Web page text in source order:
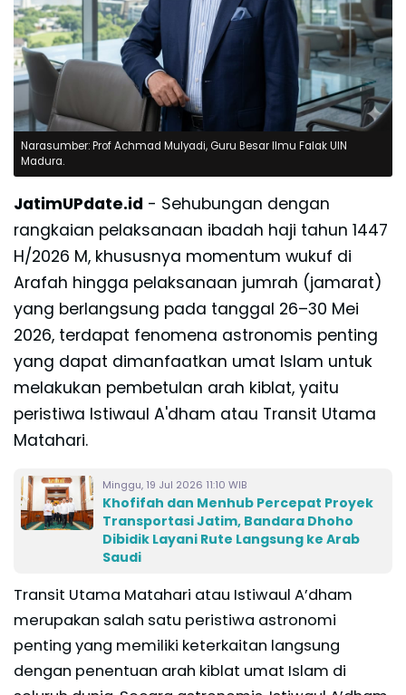
Narasumber: Prof Achmad Mulyadi, Guru Besar Ilmu Falak UIN
Madura.
JatimUPdate.id - Sehubungan dengan
rangkaian pelaksanaan ibadah haji tahun 1447
H/2026 M, khususnya momentum wukuf di
Arafah hingga pelaksanaan jumrah (jamarat)
yang berlangsung pada tanggal 26–30 Mei
2026, terdapat fenomena astronomis penting
yang dapat dimanfaatkan umat Islam untuk
melakukan pembetulan arah kiblat, yaitu
peristiwa Istiwaul A'dham atau Transit Utama
Matahari.
Minggu, 19 Jul 2026 11:10 WIB
Khofifah dan Menhub Percepat Proyek
Transportasi Jatim, Bandara Dhoho
Dibidik Layani Rute Langsung ke Arab
Saudi
Transit Utama Matahari atau Istiwaul A’dham
merupakan salah satu peristiwa astronomi
penting yang memiliki keterkaitan langsung
dengan penentuan arah kiblat umat Islam di